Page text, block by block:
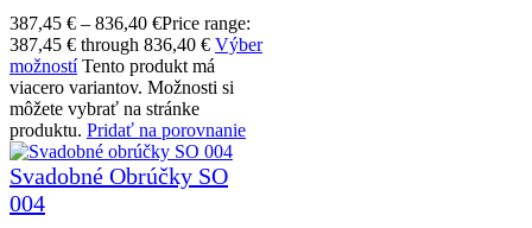
387,45 € – 836,40 €Price range:
387,45 € through 836,40 € Výber
možností Tento produkt má
viacero variantov. Možnosti si
môžete vybrať na stránke
produktu. Pridať na porovnanie
Svadobné Obrúčky SO
004